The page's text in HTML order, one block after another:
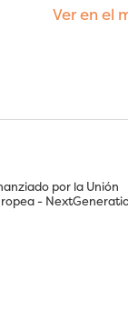
Ver en el
por la Unión
-